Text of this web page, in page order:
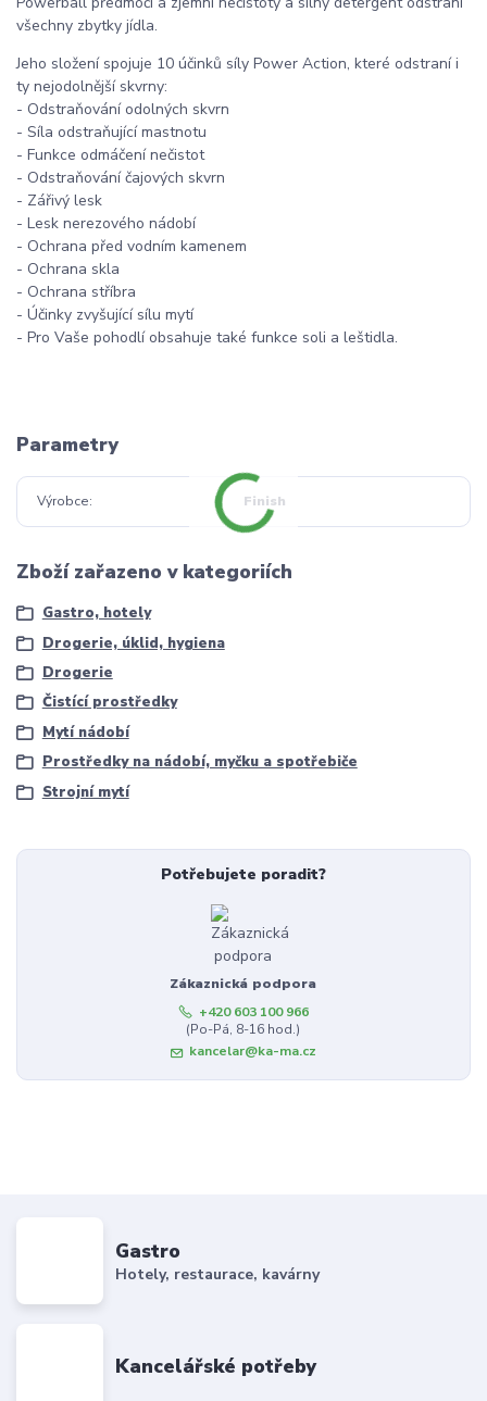
všechny zbytky jídla.
Jeho složení spojuje 10 účinků síly Power Action, které odstraní i
ty nejodolnější skvrny:
- Odstraňování odolných skvrn
- Síla odstraňující mastnotu
- Funkce odmáčení nečistot
- Odstraňování čajových skvrn
- Zářivý lesk
- Lesk nerezového nádobí
- Ochrana před vodním kamenem
- Ochrana skla
- Ochrana stříbra
- Účinky zvyšující sílu mytí
- Pro Vaše pohodlí obsahuje také funkce soli a leštidla.
Parametry
Výrobce Finish
Zboží zařazeno v kategoriích
Gastro, hotely
Drogerie, úklid, hygiena
Drogerie
Čistící prostředky
Mytí nádobí
Prostředky na nádobí, myčku a spotřebiče
Strojní mytí
Potřebujete poradit?
Zákaznická podpora
+420 603 100 966
(Po-Pá, 8-16 hod.)
kancelar@ka-ma.cz
Gastro
Hotely, restaurace, kavárny
Kancelářské potřeby